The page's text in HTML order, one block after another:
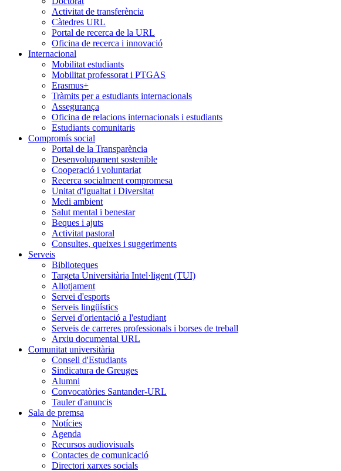
Activitat de transferència
Càtedres URL
Portal de recerca de la URL
Oficina de recerca i innovació
Internacional
Mobilitat estudiants
Mobilitat professorat i PTGAS
Erasmus+
Tràmits per a estudiants internacionals
Assegurança
Oficina de relacions internacionals i estudiants
Estudiants comunitaris
Compromís social
Portal de la Transparència
Desenvolupament sostenible
Cooperació i voluntariat
Recerca socialment compromesa
Unitat d'Igualtat i Diversitat
Medi ambient
Salut mental i benestar
Beques i ajuts
Activitat pastoral
Consultes, queixes i suggeriments
Serveis
Biblioteques
Targeta Universitària Intel·ligent (TUI)
Allotjament
Servei d'esports
Serveis lingüístics
Servei d'orientació a l'estudiant
Serveis de carreres professionals i borses de treball
Arxiu documental URL
Comunitat universitària
Consell d'Estudiants
Sindicatura de Greuges
Alumni
Convocatòries Santander-URL
Tauler d'anuncis
Sala de premsa
Notícies
Agenda
Recursos audiovisuals
Contactes de comunicació
Directori xarxes socials